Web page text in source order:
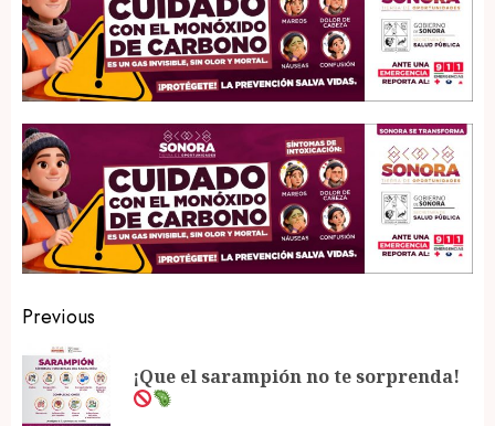
Post
navigation
Previous
¡Que el sarampión no te sorprenda!